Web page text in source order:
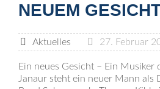
NEUEM
Aktuelles 27. Februar
Ein neues Gesicht – Ein Musiker
Janaur steht ein neuer Mann als